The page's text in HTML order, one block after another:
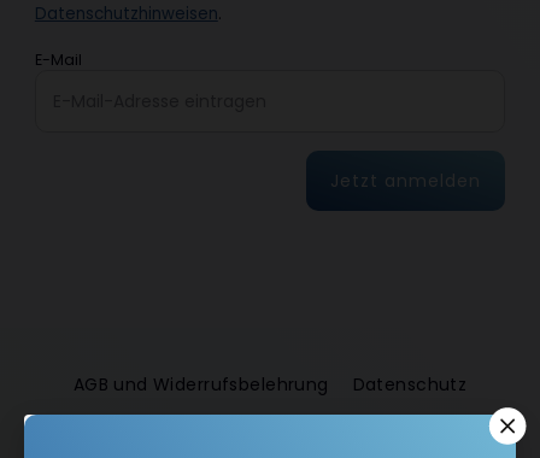
Datenschutzhinweisen.
E-Mail
Jetzt anmelden
AGB und Widerrufsbelehrung
Datenschutz